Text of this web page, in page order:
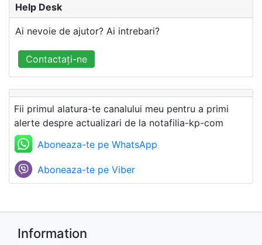
Help Desk
Ai nevoie de ajutor? Ai intrebari?
Contactați-ne
Fii primul alatura-te canalului meu pentru a primi
alerte despre actualizari de la notafilia-kp-com
Aboneaza-te pe WhatsApp
Aboneaza-te pe Viber
Information